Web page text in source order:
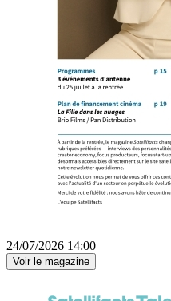
24/07/2026 14:00
Voir le magazine